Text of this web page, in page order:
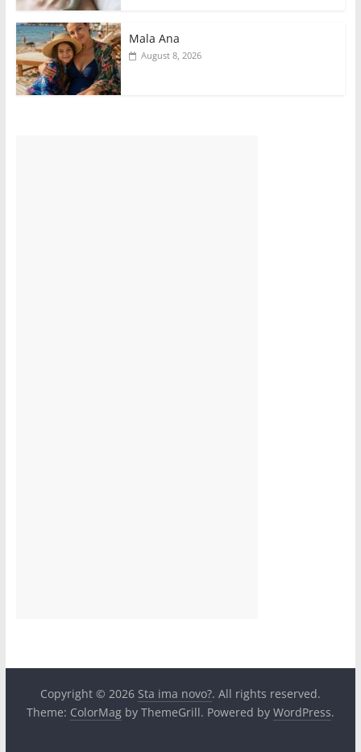
Mala Ana
August 8, 2026
Copyright © 2026 Sta ima novo?. All rights reserved.
Theme: ColorMagby ThemeGrill. Powered by WordPress.